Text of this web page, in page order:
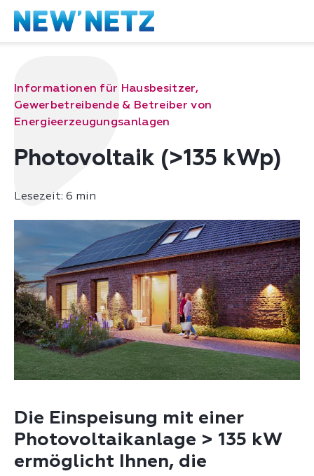
Informationen für Hausbesitzer,
Gewerbetreibende & Betreiber von
Energieerzeugungsanlagen
Photovoltaik (>135 kWp)
Lesezeit: 6 min
Die Einspeisung mit einer
Photovoltaikanlage > 135 kW
ermöglicht Ihnen, die